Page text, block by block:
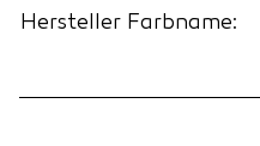
Hersteller Farbname: